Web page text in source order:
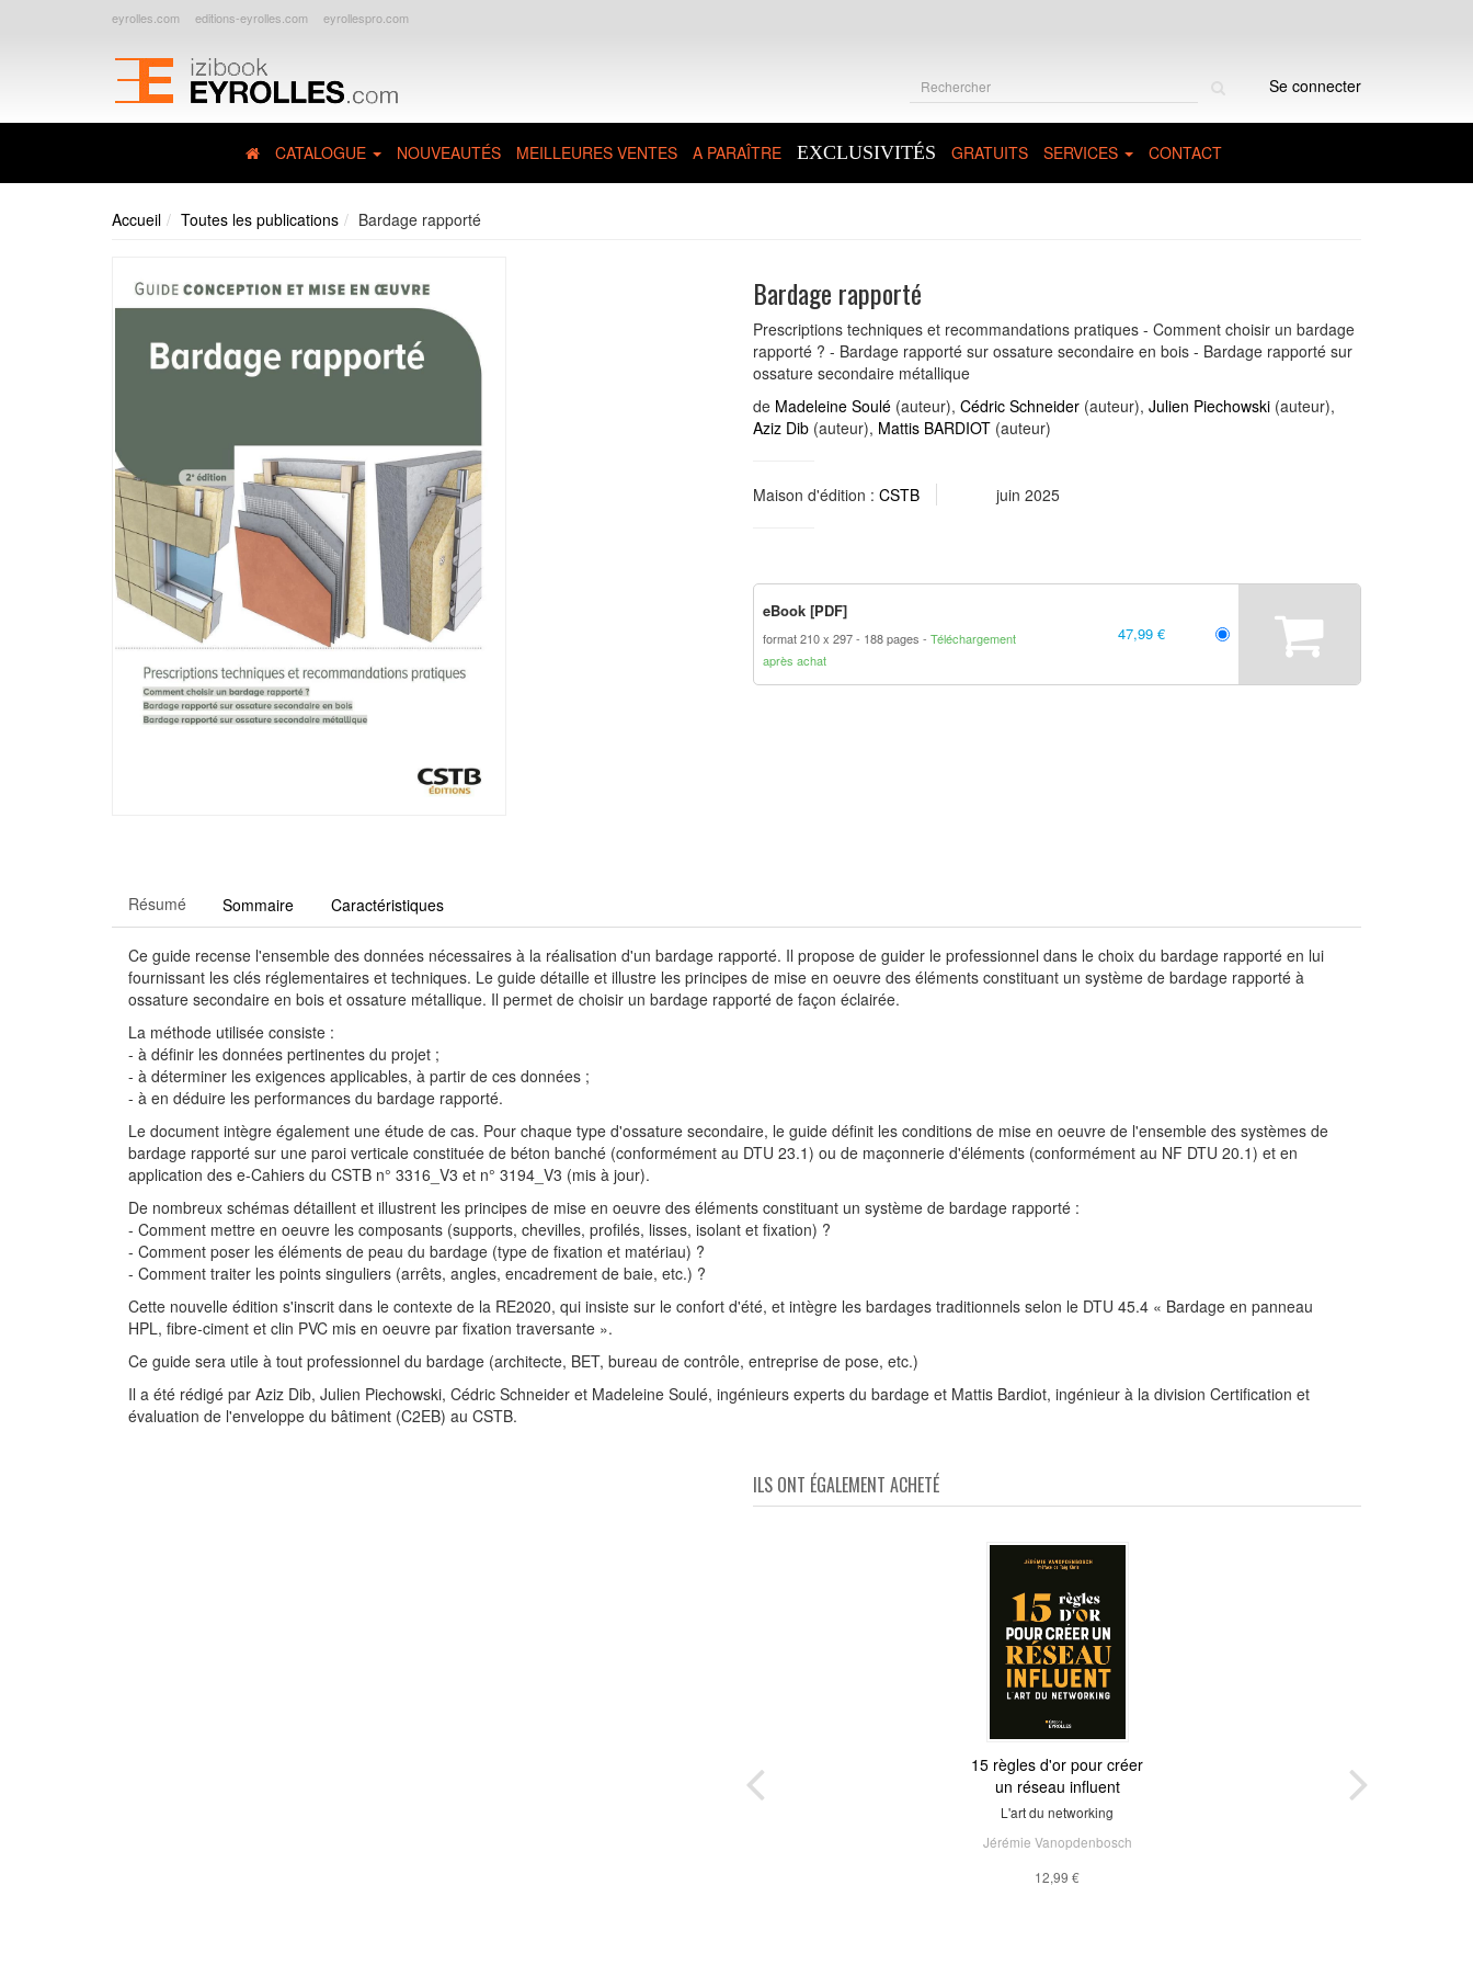
eyrolles.com editions-eyrolles.com eyrollespro.com
Se connecter
CATALOGUE NOUVEAUTÉS MEILLEURES VENTES A PARAÎTRE EXCLUSIVITÉS GRATUITS SERVICES CONTACT
Accueil Toutes les publications Bardage rapporté
Bardage rapporté
Prescriptions techniques et recommandations pratiques - Comment choisir un bardage
rapporté ? - Bardage rapporté sur ossature secondaire en bois - Bardage rapporté sur
ossature secondaire métallique
de Madeleine Soulé (auteur), Cédric Schneider (auteur), Julien Piechowski (auteur),
Aziz Dib (auteur), Mattis BARDIOT (auteur)
Maison d'édition : CSTB juin 2025
eBook [PDF]
format 210 x 297 188 pages
Téléchargement
après achat
47,99 €
Résumé Sommaire Caractéristiques
Ce guide recense l'ensemble des données nécessaires à la réalisation d'un bardage rapporté. Il propose de guider le professionnel dans le choix du bardage rapporté en lui
fournissant les clés réglementaires et techniques. Le guide détaille et illustre les principes de mise en oeuvre des éléments constituant un système de bardage rapporté à
ossature secondaire en bois et ossature métallique. Il permet de choisir un bardage rapporté de façon éclairée.
La méthode utilisée consiste :
- à définir les données pertinentes du projet ;
- à déterminer les exigences applicables, à partir de ces données ;
- à en déduire les performances du bardage rapporté.
Le document intègre également une étude de cas. Pour chaque type d'ossature secondaire, le guide définit les conditions de mise en oeuvre de l'ensemble des systèmes de
bardage rapporté sur une paroi verticale constituée de béton banché (conformément au DTU 23.1) ou de maçonnerie d'éléments (conformément au NF DTU 20.1) et en
application des e-Cahiers du CSTB n° 3316_V3 et n° 3194_V3 (mis à jour).
De nombreux schémas détaillent et illustrent les principes de mise en oeuvre des éléments constituant un système de bardage rapporté :
- Comment mettre en oeuvre les composants (supports, chevilles, profilés, lisses, isolant et fixation) ?
- Comment poser les éléments de peau du bardage (type de fixation et matériau) ?
- Comment traiter les points singuliers (arrêts, angles, encadrement de baie, etc.) ?
Cette nouvelle édition s'inscrit dans le contexte de la RE2020, qui insiste sur le confort d'été, et intègre les bardages traditionnels selon le DTU 45.4 « Bardage en panneau
HPL, fibre-ciment et clin PVC mis en oeuvre par fixation traversante ».
Ce guide sera utile à tout professionnel du bardage (architecte, BET, bureau de contrôle, entreprise de pose, etc.)
Il a été rédigé par Aziz Dib, Julien Piechowski, Cédric Schneider et Madeleine Soulé, ingénieurs experts du bardage et Mattis Bardiot, ingénieur à la division Certification et
évaluation de l'enveloppe du bâtiment (C2EB) au CSTB.
ILS ONT ÉGALEMENT ACHETÉ
15 règles d'or pour créer
un réseau influent
L'art du networking
Jérémie Vanopdenbosch
12,99 €